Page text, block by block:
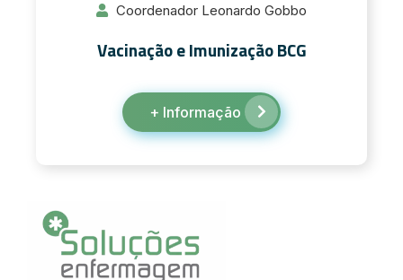
Coordenador Leonardo Gobbo
Vacinação e Imunização BCG
+ Informação